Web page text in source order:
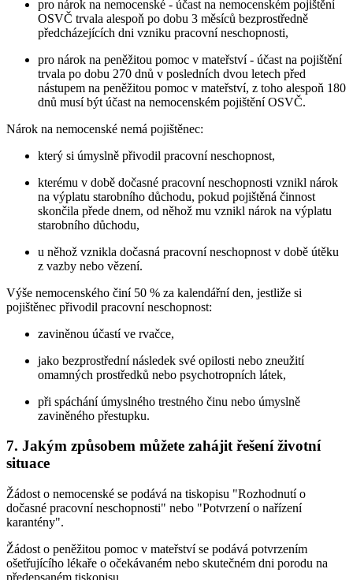
pro nárok na nemocenské - účast na nemocenském pojištění
OSVČ trvala alespoň po dobu 3 měsíců bezprostředně
předcházejících dni vzniku pracovní neschopnosti,
pro nárok na peněžitou pomoc v mateřství - účast na pojištění
trvala po dobu 270 dnů v posledních dvou letech před
nástupem na peněžitou pomoc v mateřství, z toho alespoň 180
dnů musí být účast na nemocenském pojištění OSVČ.
Nárok na nemocenské nemá pojištěnec:
který si úmyslně přivodil pracovní neschopnost,
kterému v době dočasné pracovní neschopnosti vznikl nárok
na výplatu starobního důchodu, pokud pojištěná činnost
skončila přede dnem, od něhož mu vznikl nárok na výplatu
starobního důchodu,
u něhož vznikla dočasná pracovní neschopnost v době útěku
z vazby nebo vězení.
Výše nemocenského činí 50 % za kalendářní den, jestliže si
pojištěnec přivodil pracovní neschopnost:
zaviněnou účastí ve rvačce,
jako bezprostřední následek své opilosti nebo zneužití
omamných prostředků nebo psychotropních látek,
při spáchání úmyslného trestného činu nebo úmyslně
zaviněného přestupku.
7. Jakým způsobem můžete zahájit řešení životní
situace
Žádost o nemocenské se podává na tiskopisu "Rozhodnutí o
dočasné pracovní neschopnosti" nebo "Potvrzení o nařízení
karantény".
Žádost o peněžitou pomoc v mateřství se podává potvrzením
ošetřujícího lékaře o očekávaném nebo skutečném dni porodu na
předepsaném tiskopisu.